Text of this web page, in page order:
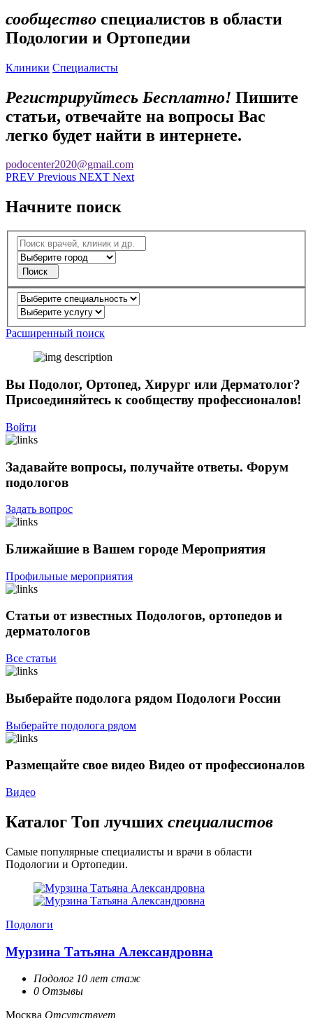
сообщество специалистов в области
Подологии и Ортопедии
Клиники Специалисты
Регистрируйтесь Бесплатно! Пишите
статьи, отвечайте на вопросы Вас
легко будет найти в интернете.
podocenter2020@gmail.com
PREV Previous NEXT Next
Начните поиск
Поиск
Расширенный поиск
Вы Подолог, Ортопед, Хирург или Дерматолог?
Присоединяйтесь к сообществу профессионалов!
Войти
Задавайте вопросы, получайте ответы. Форум
подологов
Задать вопрос
Ближайшие в Вашем городе Мероприятия
Профильные мероприятия
Статьи от известных Подологов, ортопедов и
дерматологов
Все статьи
Выберайте подолога рядом Подологи России
Выберайте подолога рядом
Размещайте свое видео Видео от профессионалов
Видео
Каталог Топ лучших специалистов
Самые популярные специалисты и врачи в области
Подологии и Ортопедии.
Подологи
Мурзина Татьяна Александровна
Подолог 10 лет стаж
0 Отзывы
Москва Отсутствует